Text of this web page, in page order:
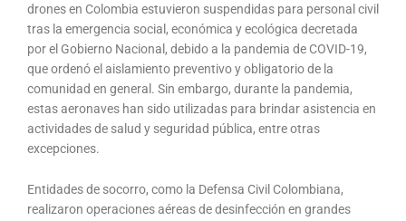
drones en Colombia estuvieron suspendidas para personal civil
tras la emergencia social, económica y ecológica decretada
por el Gobierno Nacional, debido a la pandemia de COVID-19,
que ordenó el aislamiento preventivo y obligatorio de la
comunidad en general. Sin embargo, durante la pandemia,
estas aeronaves han sido utilizadas para brindar asistencia en
actividades de salud y seguridad pública, entre otras
excepciones.
Entidades de socorro, como la Defensa Civil Colombiana,
realizaron operaciones aéreas de desinfección en grandes